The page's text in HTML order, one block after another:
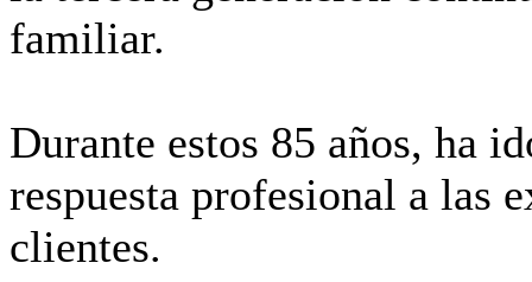
familiar.
Durante estos 85 años, ha
respuesta profesional a las
clientes.